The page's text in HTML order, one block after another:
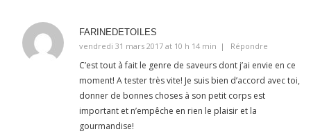
FARINEDETOILES
vendredi 31 mars 2017 at 10 h 14 min
Répondre
C’est tout à fait le genre de saveurs dont j’ai envie en ce
moment! A tester très vite! Je suis bien d’accord avec toi,
donner de bonnes choses à son petit corps est
important et n’empêche en rien le plaisir et la
gourmandise!